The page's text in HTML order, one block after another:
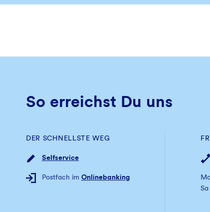
So erreichst Du uns
DER SCHNELLSTE WEG
Selfservice
Postfach im Onlinebanking
Sa